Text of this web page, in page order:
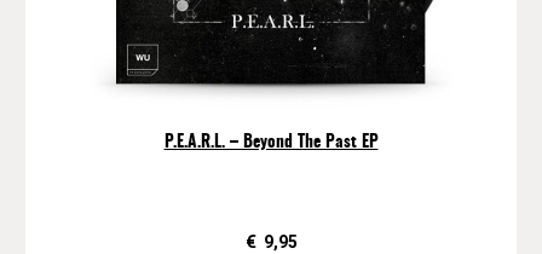
P.E.A.R.L. – Beyond The Past EP
€ 9,95